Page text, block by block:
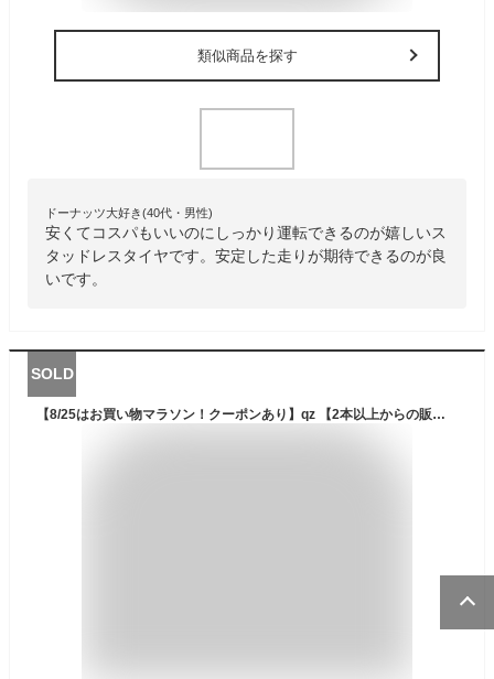
類似商品を探す
ドーナッツ大好き(40代・男性)
安くてコスパもいいのにしっかり運転できるのが嬉しいス
タッドレスタイヤです。安定した走りが期待できるのが良
いです。
SOLD
【8/25はお買い物マラソン！クーポンあり】qz 【2本以上からの販売】DUNLOP ウィンターマックス02 WM02 ダンロップ スタッドレス 215/45R17 1本価格 タイヤのみ スタッドレスタイヤ 17インチ